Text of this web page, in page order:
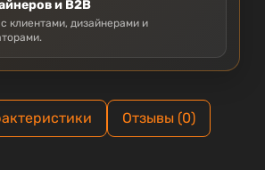
и B2B
клиентами, дизайнерами и
Отзывы (0)